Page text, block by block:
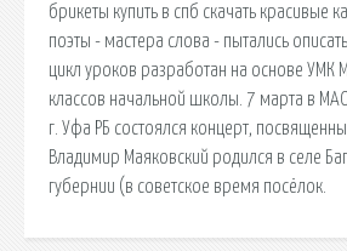
брикеты купить в спб скачать красивые
поэты - мастера слова - пытались
цикл уроков разработан на основе УМК
классов начальной школы. 7 марта в
г. Уфа РБ состоялся концерт,
Владимир Маяковский родился в селе
губернии (в советское время посёлок.